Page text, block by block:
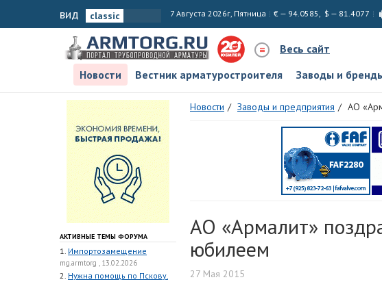
вид 7 Августа 2026г, Пятница € — 94.0585, $ — 81.4077
Весь сайт
Новости
Вестник арматуростроителя Заводы и
АКТИВНЫЕ ТЕМЫ ФОРУМА
1. Импортозамещение
mg.armtorg , 13.02.2026
2. Нужна помощь по Пскову.
Новости Заводы и предприятия АО
АО «Армалит»
юбилеем
27 Мая 2015